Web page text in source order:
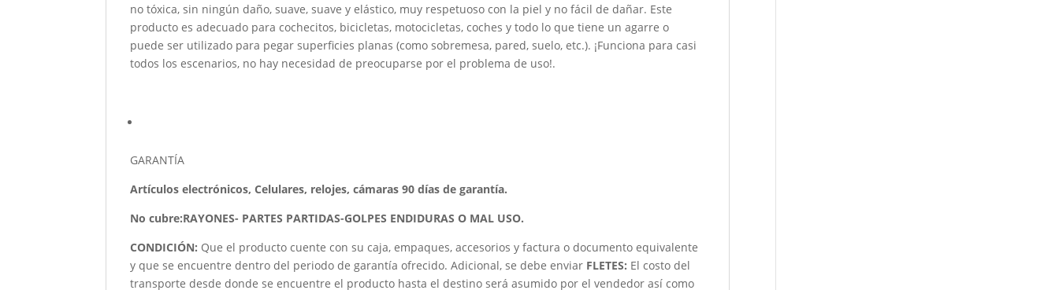
no tóxica, sin ningún daño, suave, suave y elástico, muy respetuoso con la piel y no fácil de dañar. Este
producto es adecuado para cochecitos, bicicletas, motocicletas, coches y todo lo que tiene un agarre o
puede ser utilizado para pegar superficies planas (como sobremesa, pared, suelo, etc.). ¡Funciona para casi
todos los escenarios, no hay necesidad de preocuparse por el problema de uso!.
GARANTÍA
Artículos electrónicos, Celulares, relojes, cámaras 90 días de garantía.
No cubre:RAYONES- PARTES PARTIDAS-GOLPES ENDIDURAS O MAL USO.
CONDICIÓN: Que el producto cuente con su caja, empaques, accesorios y factura o documento equivalente
y que se encuentre dentro del periodo de garantía ofrecido. Adicional, se debe enviar FLETES: El costo del
transporte desde donde se encuentre el producto hasta el destino será asumido por el vendedor así como